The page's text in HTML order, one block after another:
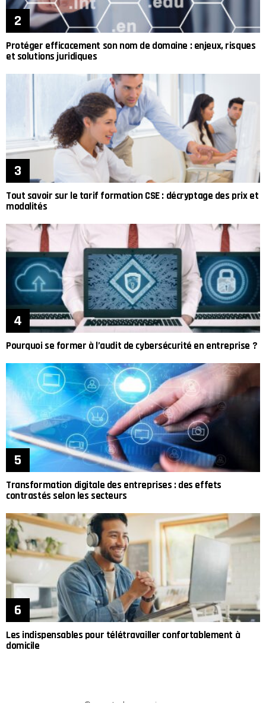
Protéger efficacement son nom de domaine : enjeux, risques
et solutions juridiques
Tout savoir sur le tarif formation CSE : décryptage des prix et
modalités
Pourquoi se former à l’audit de cybersécurité en entreprise ?
Transformation digitale des entreprises : des effets
contrastés selon les secteurs
Les indispensables pour télétravailler confortablement à
domicile